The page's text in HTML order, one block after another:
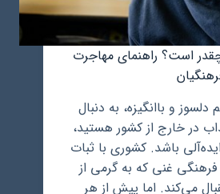
است؟ راهنمای مهاجرت
و باانگیزه، به دنبال
در خارج از کشور هستید،
باشد. کشوری با ثبات
غنی که به گرمی از
می‌کند. اما پیش از هر